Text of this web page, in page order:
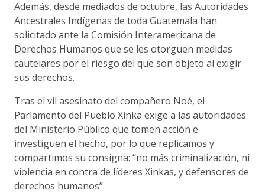
Además, desde mediados de octubre, las Autoridades
Ancestrales Indígenas de toda Guatemala han
solicitado ante la Comisión Interamericana de
Derechos Humanos que se les otorguen medidas
cautelares por el riesgo del que son objeto al exigir
sus derechos.
Tras el vil asesinato del compañero Noé, el
Parlamento del Pueblo Xinka exige a las autoridades
del Ministerio Público que tomen acción e
investiguen el hecho, por lo que replicamos y
compartimos su consigna: “no más criminalización, ni
violencia en contra de líderes Xinkas, y defensores de
derechos humanos”.